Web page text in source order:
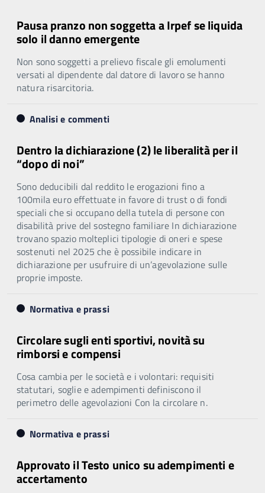
Pausa pranzo non soggetta a Irpef se liquida
solo il danno emergente
Non sono soggetti a prelievo fiscale gli emolumenti
versati al dipendente dal datore di lavoro se hanno
natura risarcitoria.
Analisi e commenti
Dentro la dichiarazione (2) le liberalità per il
“dopo di noi”
Sono deducibili dal reddito le erogazioni fino a
100mila euro effettuate in favore di trust o di fondi
speciali che si occupano della tutela di persone con
disabilità prive del sostegno familiare In dichiarazione
trovano spazio molteplici tipologie di oneri e spese
sostenuti nel 2025 che è possibile indicare in
dichiarazione per usufruire di un’agevolazione sulle
proprie imposte.
Normativa e prassi
Circolare sugli enti sportivi, novità su
rimborsi e compensi
Cosa cambia per le società e i volontari: requisiti
statutari, soglie e adempimenti definiscono il
perimetro delle agevolazioni Con la circolare n.
Normativa e prassi
Approvato il Testo unico su adempimenti e
accertamento